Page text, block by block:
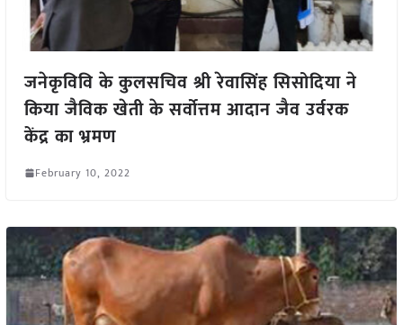
जनेकृविवि के कुलसचिव श्री रेवासिंह सिसोदिया ने
किया जैविक खेती के सर्वोत्तम आदान जैव उर्वरक
केंद्र का भ्रमण
February 10, 2022